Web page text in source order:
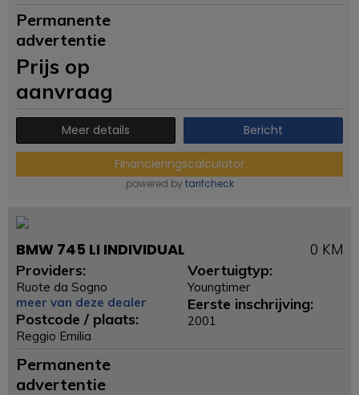
Permanente
advertentie
Prijs op
aanvraag
Meer details Bericht
Financieringscalculator
powered by tarifcheck
BMW 745 LI INDIVIDUAL 0 KM
Providers:
Ruote da Sogno
meer van deze dealer
Postcode / plaats:
Reggio Emilia
Voertuigtyp:
Youngtimer
Eerste inschrijving:
2001
Permanente
advertentie